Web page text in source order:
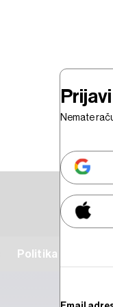
Politika
Nemate